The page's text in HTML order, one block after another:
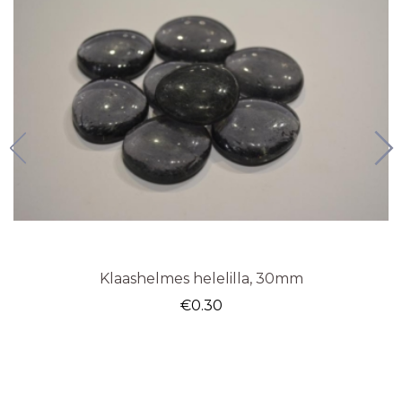
Klaashelmes helelilla, 30mm
€0.30